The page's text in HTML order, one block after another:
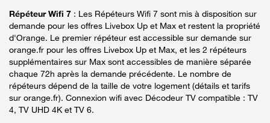
Répéteur Wifi 7 : Les Répéteurs Wifi 7 sont mis à disposition sur
demande pour les offres Livebox Up et Max et restent la propriété
d'Orange. Le premier répéteur est accessible sur demande sur
orange.fr pour les offres Livebox Up et Max, et les 2 répéteurs
supplémentaires sur Max sont accessibles de manière séparée
chaque 72h après la demande précédente. Le nombre de
répéteurs dépend de la taille de votre logement (détails et tarifs
sur orange.fr). Connexion wifi avec Décodeur TV compatible : TV
4, TV UHD 4K et TV 6.